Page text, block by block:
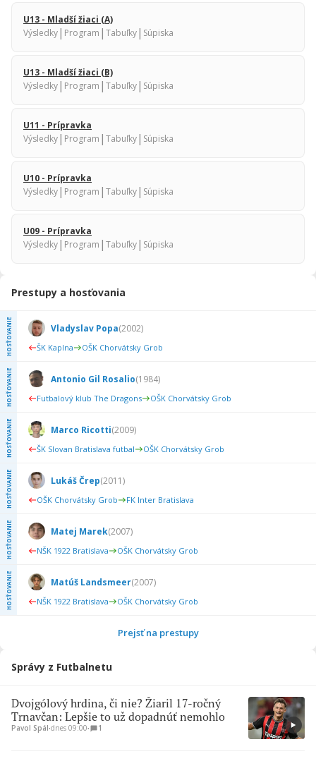
U13 - Mladší žiaci (A)
Výsledky| Program | Tabuľky| Súpiska
U13 - Mladší žiaci (B)
Výsledky| Program | Tabuľky| Súpiska
U11 - Prípravka
Výsledky| Program | Tabuľky| Súpiska
U10 - Prípravka
Výsledky| Program | Tabuľky| Súpiska
U09 - Prípravka
Výsledky| Program | Tabuľky| Súpiska
Prestupy a hosťovania
HOSŤOVANIE Vladyslav Popa(2002)
ŠK Kaplna OŠK Chorvátsky Grob
HOSŤOVANIE Antonio Gil Rosalio(1984)
Futbalový klub The Dragons OŠK Chorvátsky Grob
HOSŤOVANIE Marco Ricotti(2009)
ŠK Slovan Bratislava futbal OŠK Chorvátsky Grob
HOSŤOVANIE Lukáš Črep(2011)
OŠK Chorvátsky Grob FK Inter Bratislava
HOSŤOVANIE Matej Marek(2007)
NŠK 1922 Bratislava OŠK Chorvátsky Grob
HOSŤOVANIE Matúš Landsmeer(2007)
NŠK 1922 Bratislava OŠK Chorvátsky Grob
Prejsť na prestupy
Správy z Futbalnetu
Dvojgólový hrdina, či nie? Žiaril 17-ročný
Trnavčan: Lepšie to už dopadnúť nemohlo
Pavol Spál∙dnes 09:00∙ 1